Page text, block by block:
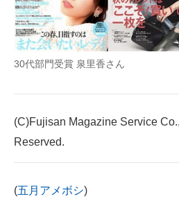
30代部門受賞 泉里香さん
(C)Fujisan Magazine Service
Reserved.
(五月アメボシ)